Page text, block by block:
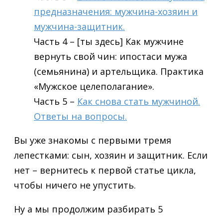
предназначения: мужчина-хозяин и
мужчина-защитник.
Часть 4 – [ты здесь] Как мужчине
вернуть свой чин: ипостаси мужа
(семьянина) и артельщика. Практика
«Мужское целеполагание».
Часть 5 – Как снова стать мужчиной.
Ответы на вопросы.
Вы уже знакомы с первыми тремя
лепестками: сын, хозяин и защитник. Если
нет – вернитесь к первой статье цикла,
чтобы ничего не упустить.
Ну а мы продолжим разбирать 5